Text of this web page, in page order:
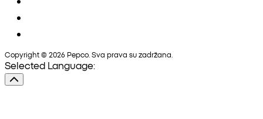
Copyright © 2026 Pepco. Sva prava su zadržana.
Selected Language: